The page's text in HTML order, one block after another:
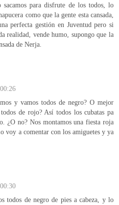
para disfrute de los todos, lo
como que la gente esta cansada,
perfecta gestión en Juventud pero si
realidad, vende humo, supongo que la
de Nerja.
y vamos todos de negro? O mejor
de rojo? Así todos los cubatas pa
¿O no? Nos montamos una fiesta roja
voy a comentar con los amiguetes y ya
todos de negro de pies a cabeza, y lo